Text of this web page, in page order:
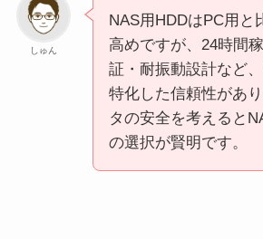
しゅん
NAS用HDDはPC用と
高めですが、24時間
証・耐振動設計など
特化した信頼性があ
タの安全を考えると
の選択が賢明です。